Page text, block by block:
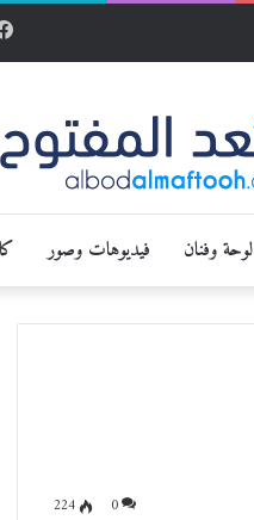
لوحة وفنان فيديوهات وصور
0
224